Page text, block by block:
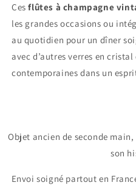
Cesflûtes à champagne
les grandes occasions ou
au quotidien pour un dîner
avec d’autres verres en
contemporaines dans un
Objet ancien de seconde
son
Envoi soigné partout en